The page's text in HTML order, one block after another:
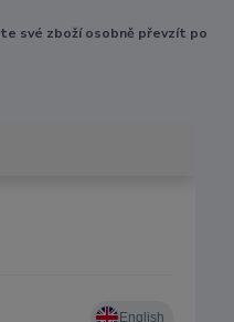
své zboží osobně převzít po